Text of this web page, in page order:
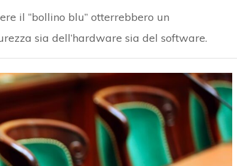
il “bollino blu” otterrebbero un
sia dell’hardware sia del software.